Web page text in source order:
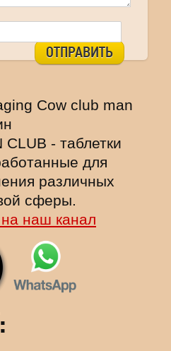
ОТПРАВИТЬ
Cow club man
- таблетки
для
различных
сферы.
наш канал